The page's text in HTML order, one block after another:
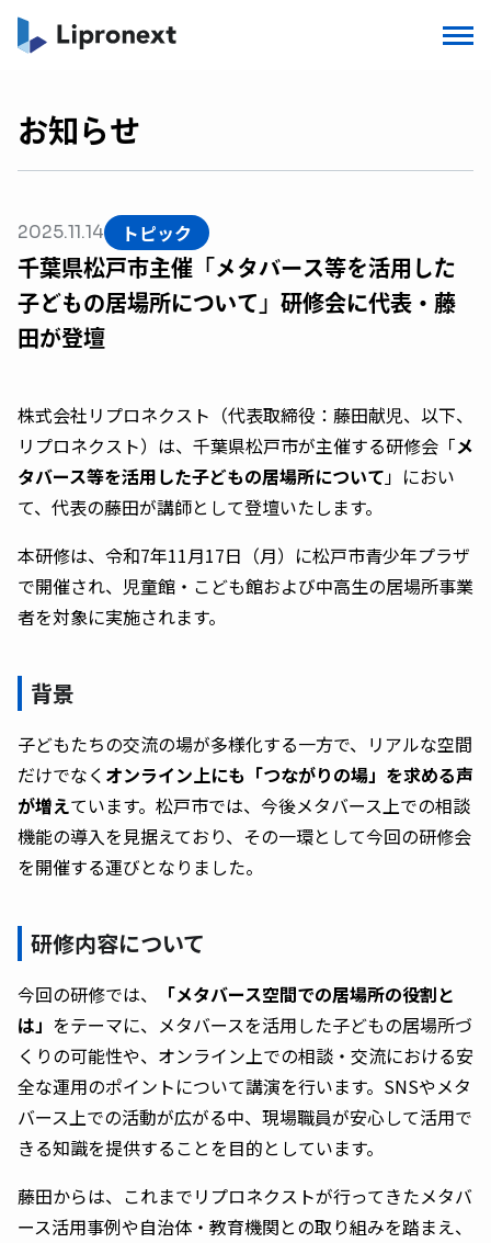
お知らせ
2025.11.14 トピック
千葉県松戸市主催「メタバース等を活用した
子どもの居場所について」研修会に代表・藤
田が登壇
株式会社リプロネクスト（代表取締役：藤田献児、以下、
リプロネクスト）は、千葉県松戸市が主催する研修会「メ
タバース等を活用した子どもの居場所について」におい
て、代表の藤田が講師として登壇いたします。
本研修は、令和7年11月17日（月）に松戸市青少年プラザ
で開催され、児童館・こども館および中高生の居場所事業
者を対象に実施されます。
背景
子どもたちの交流の場が多様化する一方で、リアルな空間
だけでなく オンライン上にも「つながりの場」を求める声
が増えています。松戸市では、今後メタバース上での相談
機能の導入を見据えており、その一環として今回の研修会
を開催する運びとなりました。
研修内容について
今回の研修では、
「メタバース空間での居場所の役割と
は」 をテーマに、メタバースを活用した子どもの居場所づ
くりの可能性や、オンライン上での相談・交流における安
全な運用のポイントについて講演を行います。SNSやメタ
バース上での活動が広がる中、現場職員が安心して活用で
きる知識を提供することを目的としています。
藤田からは、これまでリプロネクストが行ってきたメタバ
ース活用事例や自治体・教育機関との取り組みを踏まえ、